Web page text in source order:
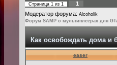
Страница 1 из 1
1
Модератор форума: Alcoholik
Форум SAMP о мультиплеерах для
Как освобождать дома и
easer